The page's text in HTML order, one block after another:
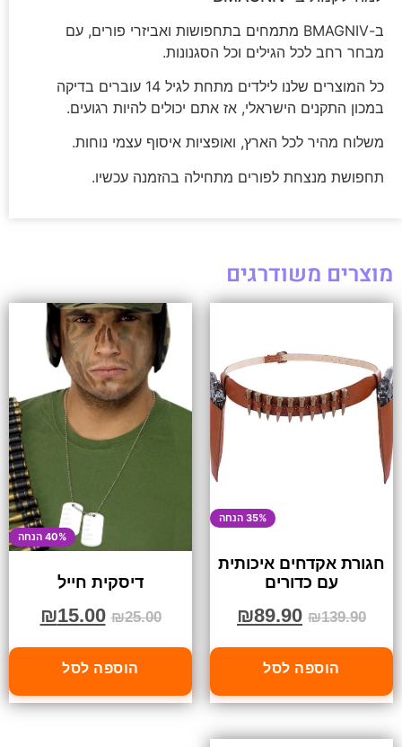
ב-BMAGNIV מתמחים בתחפושות ואביזרי פורים, עם
מבחר רחב לכל הגילים וכל הסגנונות.
כל המוצרים שלנו לילדים מתחת לגיל 14 עוברים בדיקה
במכון התקנים הישראלי, אז אתם יכולים להיות רגועים.
משלוח מהיר לכל הארץ, ואופציות איסוף עצמי נוחות.
תחפושת מנצחת לפורים מתחילה בהזמנה עכשיו.
מוצרים משודרגים
35% הנחה
חגורת אקדחים איכותית
עם כדורים
₪139.90
₪89.90
הוספה לסל
40% הנחה
דיסקית חייל
₪25.00
₪15.00
הוספה לסל